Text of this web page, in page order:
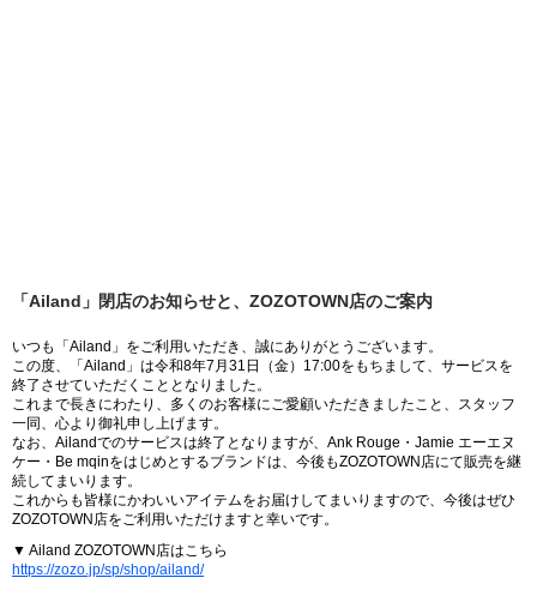
「Ailand」閉店のお知らせと、ZOZOTOWN店のご案内
いつも「Ailand」をご利用いただき、誠にありがとうございます。
この度、「Ailand」は令和8年7月31日（金）17:00をもちまして、サービスを
終了させていただくこととなりました。
これまで長きにわたり、多くのお客様にご愛顧いただきましたこと、スタッフ
一同、心より御礼申し上げます。
なお、Ailandでのサービスは終了となりますが、Ank Rouge・Jamie エーエヌ
ケー・Be mqinをはじめとするブランドは、今後もZOZOTOWN店にて販売を継
続してまいります。
これからも皆様にかわいいアイテムをお届けしてまいりますので、今後はぜひ
ZOZOTOWN店をご利用いただけますと幸いです。
▼ Ailand ZOZOTOWN店はこちら
https://zozo.jp/sp/shop/ailand/